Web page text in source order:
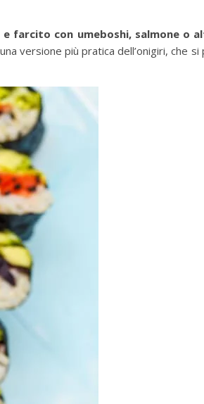
e farcito con umeboshi, salmone o
versione più pratica dell’onigiri, che